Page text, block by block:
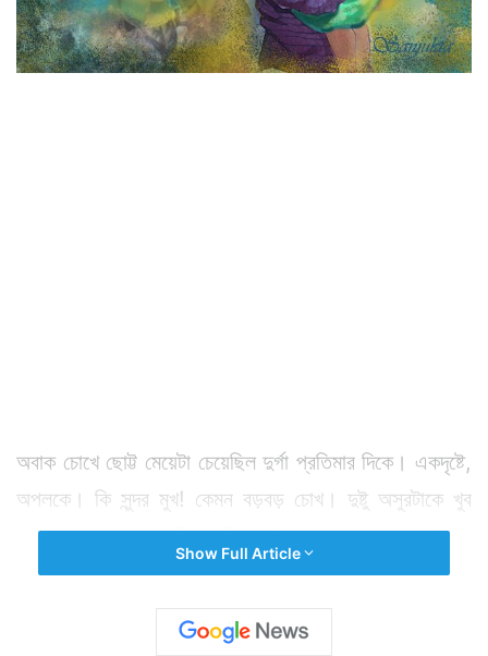
অবাক চোখে ছোট্ট মেয়েটা চেয়েছিল দুর্গা প্রতিমার দিকে। একদৃষ্টে,
অপলকে। কি সুন্দর মুখ! কেমন বড়বড় চোখ। দুষ্টু অসুরটাকে খুব
মারছে। অসুরটা যে দুষ্টুমি করেছিল, তাইতো দুগ্গামা ওকে মারছে।
Show Full Article